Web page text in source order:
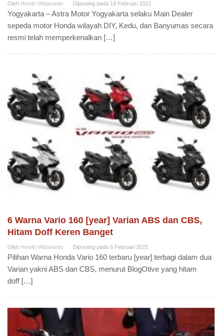
Oleh Hendri Widananto Diposting pada 19 Februari 2022
Yogyakarta – Astra Motor Yogyakarta selaku Main Dealer
sepeda motor Honda wilayah DIY, Kedu, dan Banyumas secara
resmi telah memperkenalkan […]
6 Warna Vario 160 [year] Varian ABS dan CBS,
Hitam Doff Keren Banget
Oleh Hendri Widananto Diposting pada 6 Februari 2022
Pilihan Warna Honda Vario 160 terbaru [year] terbagi dalam dua
Varian yakni ABS dan CBS, menurut BlogOtive yang hitam
doff […]